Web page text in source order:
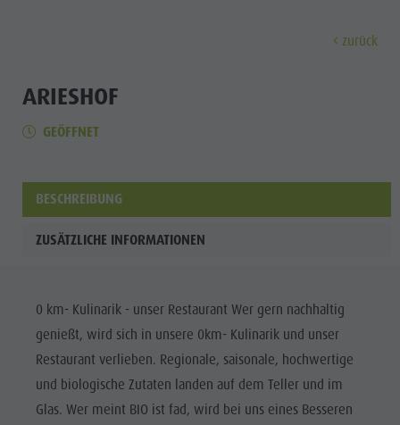
MUSEEN
SEHENSWÜRDIGKEITEN
Familie &
Kinder
Info A-Z
Museen
Orte & Umgebung
Wellness
Familie & Kinder
Info A-Z
Wochenprogramm
Themenwege
Paragleiten
Ballonfahren
Rafting & Canyoning
Reiten
Urlaub buchen
Mobilität vor Ort
Wetter
Kontakt
Newsletter
Katalogservice
Bruneck Stadt
Stadtführungen
Trainingslager
zurück
ARIESHOF
GEÖFFNET
BESCHREIBUNG
ZUSÄTZLICHE INFORMATIONEN
0 km- Kulinarik - unser Restaurant Wer gern nachhaltig
genießt, wird sich in unsere 0km- Kulinarik und unser
Restaurant verlieben. Regionale, saisonale, hochwertige
und biologische Zutaten landen auf dem Teller und im
Glas. Wer meint BIO ist fad, wird bei uns eines Besseren